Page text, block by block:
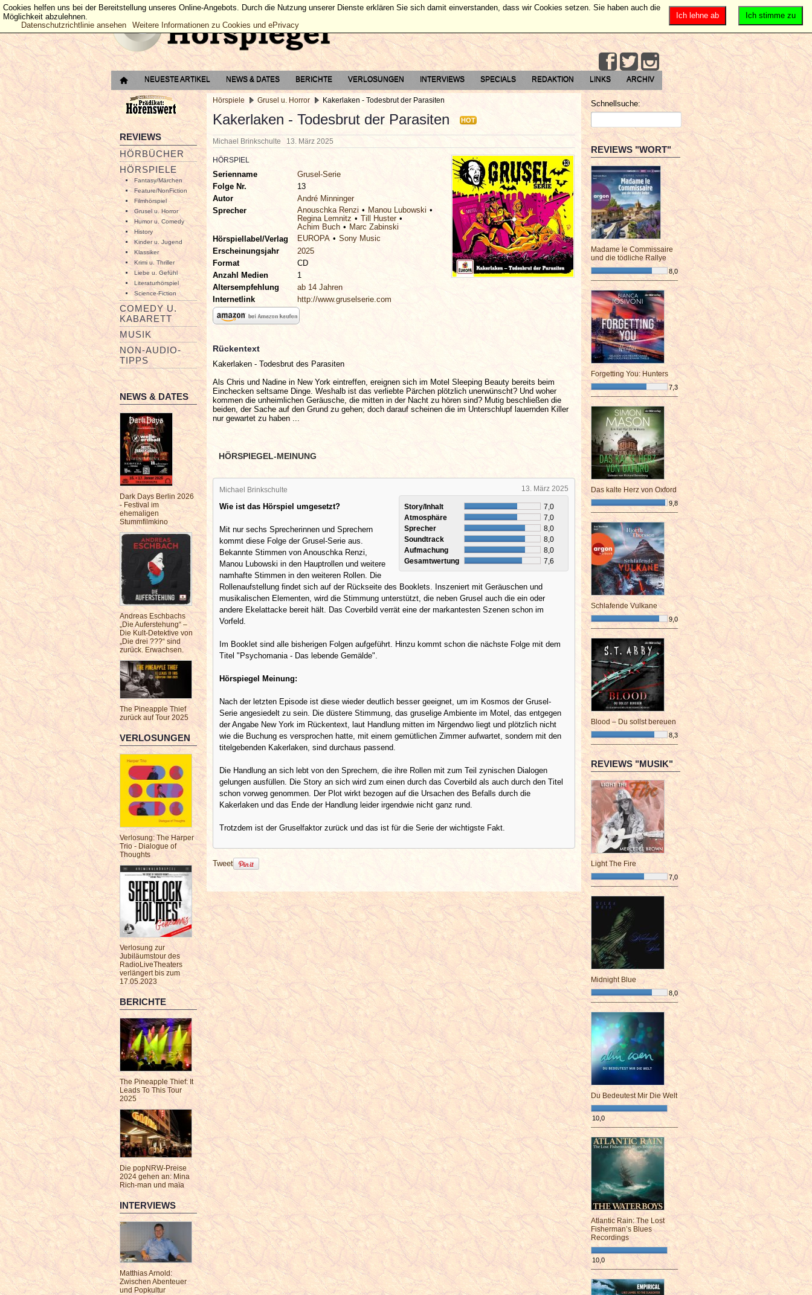
NEUESTE ARTIKEL NEWS & DATES BERICHTE VERLOSUNGEN INTERVIEWS SPECIALS REDAKTION LINKS ARCHIV
REVIEWS
HÖRBÜCHER
HÖRSPIELE
Fantasy/Märchen
Feature/NonFiction
Filmhörspiel
Grusel u. Horror
Humor u. Comedy
History
Kinder u. Jugend
Klassiker
Krimi u. Thriller
Liebe u. Gefühl
Literaturhörspiel
Science-Fiction
COMEDY U.
KABARETT
MUSIK
NON-AUDIO-
TIPPS
NEWS & DATES
Dark Days Berlin 2026
- Festival im
ehemaligen
Stummfilmkino
Andreas Eschbachs
„Die Auferstehung“ –
Die Kult-Detektive von
„Die drei ???“ sind
zurück. Erwachsen.
The Pineapple Thief
zurück auf Tour 2025
VERLOSUNGEN
Verlosung: The Harper
Trio - Dialogue of
Thoughts
Verlosung zur
Jubiläumstour des
RadioLiveTheaters
verlängert bis zum
17.05.2023
BERICHTE
The Pineapple Thief: It
Leads To This Tour
2025
Die popNRW-Preise
2024 gehen an: Mina
Rich-man und maïa
INTERVIEWS
Matthias Arnold:
Zwischen Abenteuer
und Popkultur
Hörspiele Grusel u. Horror Kakerlaken - Todesbrut der Parasiten
Kakerlaken - Todesbrut der Parasiten HOT
Michael Brinkschulte 13. März 2025
HÖRSPIEL
Serienname
Grusel-Serie
Folge Nr.
13
Autor
André Minninger
Sprecher
Anouschka Renzi
Manou Lubowski
Regina Lemnitz
Till Huster
Achim Buch
Marc Zabinski
Hörspiellabel/Verlag
EUROPA
Sony Music
Erscheinungsjahr
2025
Format
CD
Anzahl Medien
1
Altersempfehlung
ab 14 Jahren
Internetlink
http://www.gruselserie.com
Rückentext
Kakerlaken - Todesbrut des Parasiten
Als Chris und Nadine in New York eintreffen, ereignen sich im Motel Sleeping Beauty bereits beim
Einchecken seltsame Dinge. Weshalb ist das verliebte Pärchen plötzlich unerwünscht? Und woher
kommen die unheimlichen Geräusche, die mitten in der Nacht zu hören sind? Mutig beschließen die
beiden, der Sache auf den Grund zu gehen; doch darauf scheinen die im Unterschlupf lauernden Killer
nur gewartet zu haben ...
HÖRSPIEGEL-MEINUNG
13. März 2025
Michael Brinkschulte
Story/Inhalt
7,0
Atmosphäre
7,0
Sprecher
8,0
Soundtrack
8,0
Aufmachung
8,0
Gesamtwertung
7,6
Wie ist das Hörspiel umgesetzt?
Mit nur sechs Sprecherinnen und Sprechern
kommt diese Folge der Grusel-Serie aus.
Bekannte Stimmen von Anouschka Renzi,
Manou Lubowski in den Hauptrollen und weitere
namhafte Stimmen in den weiteren Rollen. Die
Rollenaufstellung findet sich auf der Rückseite des Booklets. Inszeniert mit Geräuschen und
musikalischen Elementen, wird die Stimmung unterstützt, die neben Grusel auch die ein oder
andere Ekelattacke bereit hält. Das Coverbild verrät eine der markantesten Szenen schon im
Vorfeld.
Im Booklet sind alle bisherigen Folgen aufgeführt. Hinzu kommt schon die nächste Folge mit dem
Titel "Psychomania - Das lebende Gemälde".
Hörspiegel Meinung:
Nach der letzten Episode ist diese wieder deutlich besser geeignet, um im Kosmos der Grusel-
Serie angesiedelt zu sein. Die düstere Stimmung, das gruselige Ambiente im Motel, das entgegen
der Angabe New York im Rückentext, laut Handlung mitten im Nirgendwo liegt und plötzlich nicht
wie die Buchung es versprochen hatte, mit einem gemütlichen Zimmer aufwartet, sondern mit den
titelgebenden Kakerlaken, sind durchaus passend.
Die Handlung an sich lebt von den Sprechern, die ihre Rollen mit zum Teil zynischen Dialogen
gelungen ausfüllen. Die Story an sich wird zum einen durch das Coverbild als auch durch den Titel
schon vorweg genommen. Der Plot wirkt bezogen auf die Ursachen des Befalls durch die
Kakerlaken und das Ende der Handlung leider irgendwie nicht ganz rund.
Trotzdem ist der Gruselfaktor zurück und das ist für die Serie der wichtigste Fakt.
Tweet
Schnellsuche:
REVIEWS "WORT"
Madame le Commissaire
und die tödliche Rallye
8,0
¯¯¯¯¯¯¯¯¯¯¯¯¯¯¯¯¯¯¯¯¯¯¯¯
Forgetting You: Hunters
7,3
¯¯¯¯¯¯¯¯¯¯¯¯¯¯¯¯¯¯¯¯¯¯¯¯
Das kalte Herz von Oxford
9,8
¯¯¯¯¯¯¯¯¯¯¯¯¯¯¯¯¯¯¯¯¯¯¯¯
Schlafende Vulkane
9,0
¯¯¯¯¯¯¯¯¯¯¯¯¯¯¯¯¯¯¯¯¯¯¯¯
Blood – Du sollst bereuen
8,3
¯¯¯¯¯¯¯¯¯¯¯¯¯¯¯¯¯¯¯¯¯¯¯¯
REVIEWS "MUSIK"
Light The Fire
7,0
¯¯¯¯¯¯¯¯¯¯¯¯¯¯¯¯¯¯¯¯¯¯¯¯
Midnight Blue
8,0
¯¯¯¯¯¯¯¯¯¯¯¯¯¯¯¯¯¯¯¯¯¯¯¯
Du Bedeutest Mir Die Welt
10,0
¯¯¯¯¯¯¯¯¯¯¯¯¯¯¯¯¯¯¯¯¯¯¯¯
Atlantic Rain: The Lost
Fisherman’s Blues
Recordings
10,0
¯¯¯¯¯¯¯¯¯¯¯¯¯¯¯¯¯¯¯¯¯¯¯¯
Ich stimme zu
Ich lehne ab
Cookies helfen uns bei der Bereitstellung unseres Online-Angebots. Durch die Nutzung unserer Dienste erklären Sie sich damit einverstanden, dass wir Cookies setzen. Sie haben auch die
Möglichkeit abzulehnen.
Datenschutzrichtlinie ansehen
Weitere Informationen zu Cookies und ePrivacy